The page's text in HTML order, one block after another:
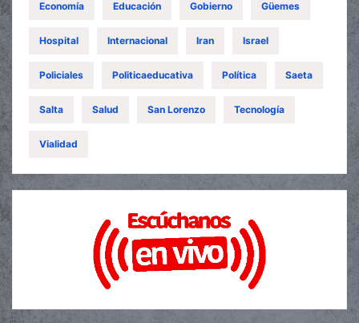
Economía Educación Gobierno Güemes
Hospital Internacional Iran Israel
Policiales Politicaeducativa Política Saeta
Salta Salud San Lorenzo Tecnología
Vialidad